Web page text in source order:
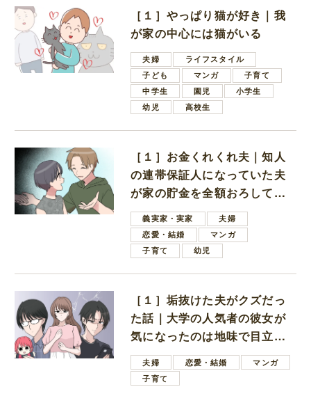
［１］やっぱり猫が好き｜我
が家の中心には猫がいる
夫婦
ライフスタイル
子ども
マンガ
子育て
中学生
園児
小学生
幼児
高校生
［１］お金くれくれ夫｜知人
の連帯保証人になっていた夫
が家の貯金を全額おろしてほ
しいと言ってきた
義実家・実家
夫婦
恋愛・結婚
マンガ
子育て
幼児
［１］垢抜けた夫がクズだっ
た話｜大学の人気者の彼女が
気になったのは地味で目立た
ない男子学生
夫婦 恋愛・結婚
マンガ
子育て